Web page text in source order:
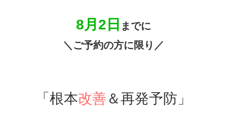
8月2 日 までに
＼ご予約の方に限り／
「根本改善＆再発予防」